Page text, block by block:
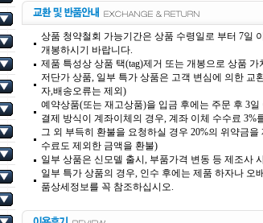
상품 청약철회 가능기간은 상품 수령일로 부터 7일
개봉하시기 바랍니다.
제품 특성상 상품 택(tag)제거 또는 개봉으로 상품
저단가 상품, 일부 특가 상품은 고객 변심에 의한
자,배송오류는 제외)
예약상품(또는 재고상품)을 입금 후에는 주문 후 3
결제 방식이 계좌이체의 경우, 계좌 이체 수수료
그 외 부득히 환불을 요청하실 경우 20%의 위약금
수료도 제외한 금액을 환불)
일부 상품은 신모델 출시, 부품가격 변동 등 제조사
일부 특가 상품의 경우, 인수 후에는 제품 하자나
품상세정보를 꼭 참조하십시오.